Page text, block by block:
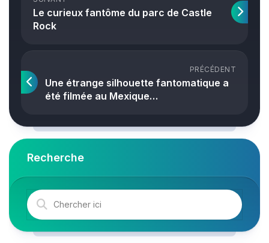
Le curieux fantôme du parc de Castle
Rock
PRÉCÉDENT
Une étrange silhouette fantomatique a
été filmée au Mexique…
Recherche